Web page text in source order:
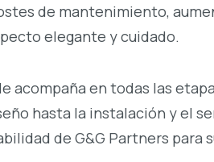
de mantenimiento,
elegante y cuidado.
acompaña en todas las
hasta la instalación y el
de G&G Partners para